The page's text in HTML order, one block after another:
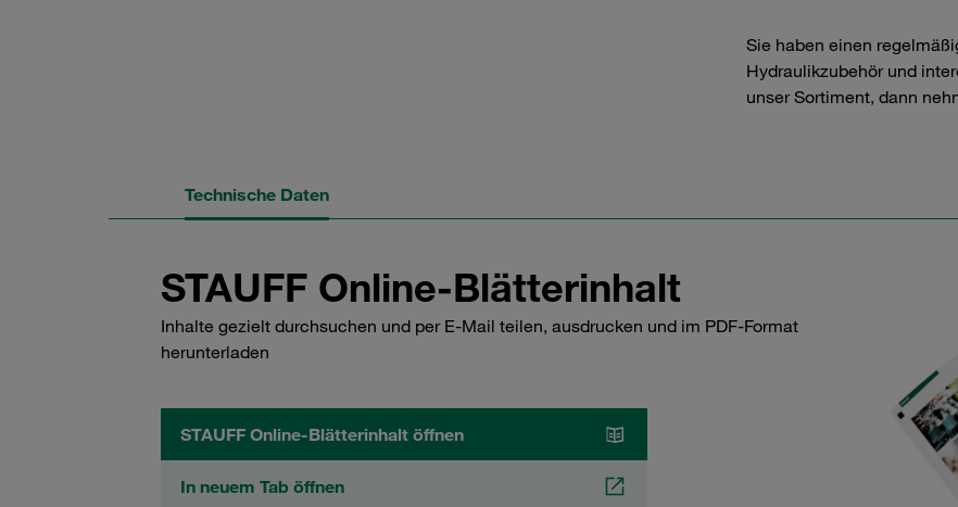
Sie haben einen
Hydraulikzubehör und
unser Sortiment, dann
Technische Daten
STAUFF Online-Blätterinhalt
Inhalte gezielt durchsuchen und per E-Mail teilen, ausdrucken und im PDF-Format
herunterladen
STAUFF Online-Blätterinhalt öffnen
In neuem Tab öffnen